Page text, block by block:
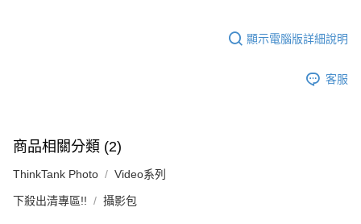
顯示電腦版詳細說明
客服
商品相關分類 (2)
ThinkTank Photo Video系列
下殺出清專區!! 攝影包